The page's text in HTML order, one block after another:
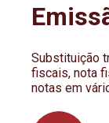
Substituição
fiscais, nota
notas em